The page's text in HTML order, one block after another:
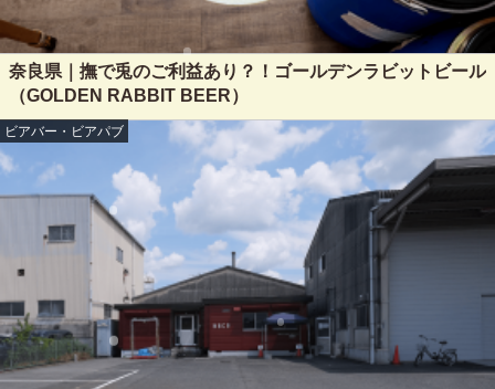
奈良県｜撫で兎のご利益あり？！ゴールデンラビットビール
（GOLDEN RABBIT BEER）
ビアバー・ビアパブ